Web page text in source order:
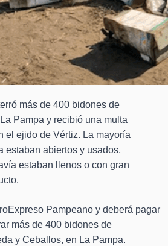
más de 400 bidones de
Pampa y recibió una multa
el ejido de Vértiz. La mayoría
estaban abiertos y usados,
estaban llenos o con gran
Pampeano y deberá pagar
más de 400 bidones de
y Ceballos, en La Pampa.